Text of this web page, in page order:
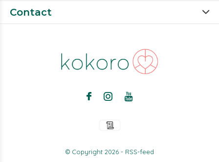
Contact
© Copyright 2026- RSS-feed